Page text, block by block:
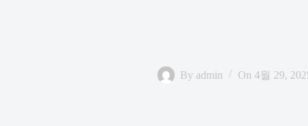
By admin On 4월 29,